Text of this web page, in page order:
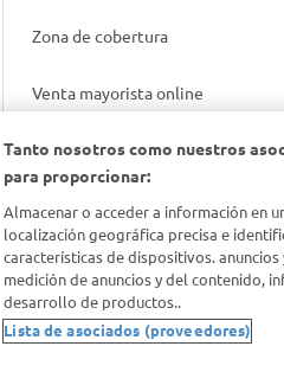
Zona de cobertura
Venta mayorista online
Gift cards empresariales
Tanto nosotros como nuestros
para proporcionar:
Almacenar o acceder a información en
localización geográfica precisa e
características de dispositivos.
medición de anuncios y del contenido,
desarrollo de productos..
Lista de asociados (proveedores)